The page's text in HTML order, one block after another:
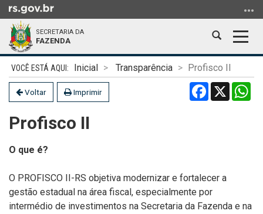
para
conteúdo
para
menu
para
SECRETARIA DA
FAZENDA
Abrir
busca
Início
do
conteúdo
Inicial Transparência Profisco II
Voltar Imprimir Facebook
X
Profisco II
O que é?
O PROFISCO II-RS objetiva modernizar e fortalecer a
gestão estadual na área fiscal, especialmente por
intermédio de investimentos na Secretaria da Fazenda e na